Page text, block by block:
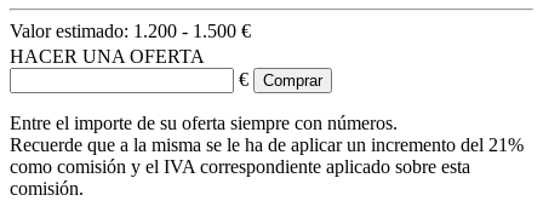
Valor estimado: 1.200 - 1.500 €
HACER UNA OFERTA
€
Entre el importe de su oferta siempre con números.
Recuerde que a la misma se le ha de aplicar un incremento del 21%
como comisión y el IVA correspondiente aplicado sobre esta
comisión.